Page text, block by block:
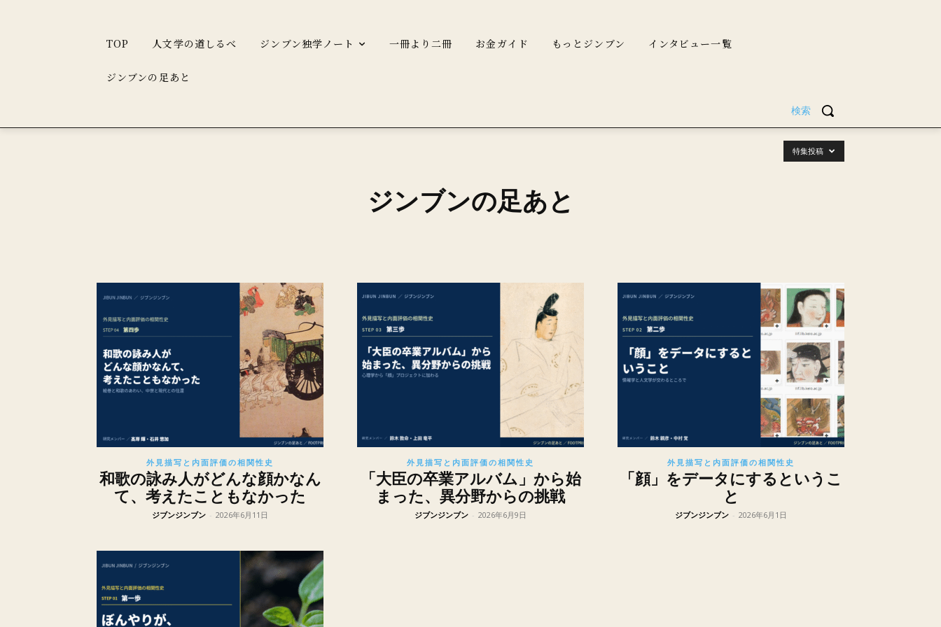
TOP 人文学の道しるべ ジンブン独学ノート 一冊より二冊 お金ガイド もっとジンブン インタビュー一覧
ジンブンの足あと
検索
ジンブンの足あと
特集投稿
外見描写と内面評価の相関性史
和歌の詠み人がどんな顔かなん
て、考えたこともなかった
ジブンジンブン - 2026年6月11日
外見描写と内面評価の相関性史
「大臣の卒業アルバム」から始
まった、異分野からの挑戦
ジブンジンブン - 2026年6月9日
外見描写と内面評価の相関性史
「顔」をデータにするというこ
と
ジブンジンブン - 2026年6月1日